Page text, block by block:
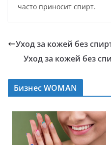
часто приносит спирт.
Уход за кожей без
Уход за кожей без
Бизнес WOMAN